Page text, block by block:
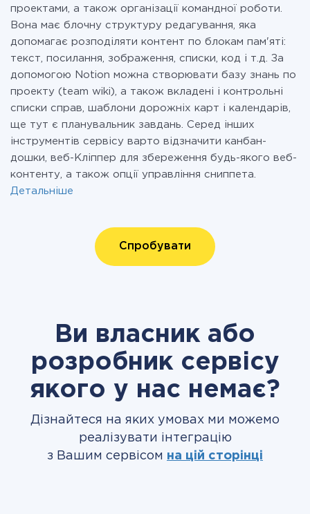
проектами, а також організації командної роботи.
Вона має блочну структуру редагування, яка
допомагає розподіляти контент по блокам пам'яті:
текст, посилання, зображення, списки, код і т.д. За
допомогою Notion можна створювати базу знань по
проекту (team wiki), а також вкладені і контрольні
списки справ, шаблони дорожніх карт і календарів,
ще тут є планувальник завдань. Серед інших
інструментів сервісу варто відзначити канбан-
дошки, веб-Кліппер для збереження будь-якого веб-
контенту, а також опції управління сниппета.
Детальніше
Спробувати
Ви власник або
розробник сервісу
якого у нас немає?
Дізнайтеся на яких умовах ми можемо
реалізувати інтеграцію
з Вашим сервісом на цій сторінці